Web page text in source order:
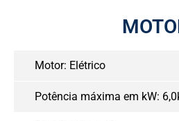
Motor: Elétrico
Potência máxima em kW: